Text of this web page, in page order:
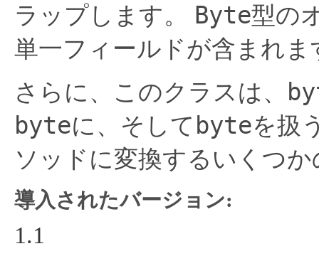
ラップします。
Byte型の
単一フィールドが含まれま
さらに、このクラスは、
byteに、そして byteを扱
ソッドに変換するいくつ
導入されたバージョン:
1.1